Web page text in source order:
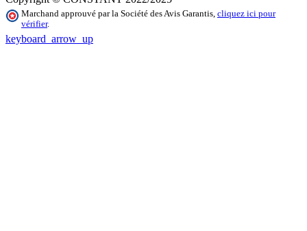
Marchand approuvé par la Société des Avis Garantis, cliquez ici pour
vérifier.
keyboard_arrow_up